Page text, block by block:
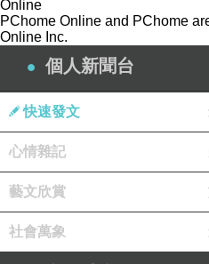
治療有效中醫診所 草屯
屯記憶力減退治療有效
療中醫 大肚自律神經檢
中醫診所 大里大量出汗
Online
PChome Online and PChome
Online Inc.
個人新聞台
快速發文
心情雜記
藝文欣賞
社會萬象